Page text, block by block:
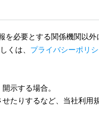
必要とする関係機関以
くは、 プライバシーポリ
示する場合。
たりするなど、当社利用